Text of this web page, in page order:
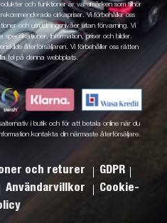
och funktioner är varumärken som tillhör
cirkapriser. Vi förbehåller oss
och utrustningsnivåer utan förvarning. Vi
specifikationer, information, priser och bilder.
återförsäljaren. Vi förbehåller oss rätten
fel på denna webbplats.
i butik och för att betala online när du
kontakta din närmaste återförsäljare.
och returer
GDPR
Användarvillkor
Cookie-